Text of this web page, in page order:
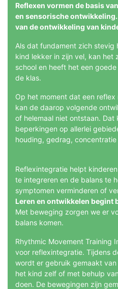
Reflexen vormen de basis
en sensorische ontwikkeling.
van de ontwikkeling van
Als dat fundament zich
kind lekker in zijn vel, kan het
school en heeft het een
de klas.
Op het moment dat een
kan de daarop volgende
of helemaal niet ontstaan. Dat
beperkingen op allerlei
houding, gedrag,
Reflexintegratie helpt
te integreren en de balans te
symptomen verminderen of
Leren en ontwikkelen begint
Met beweging zorgen we er
balans komen.
Rhythmic Movement Training
voor reflexintegratie. Tijdens
wordt er gebruik gemaakt
het kind zelf of met behulp
doen. De bewegingen zijn